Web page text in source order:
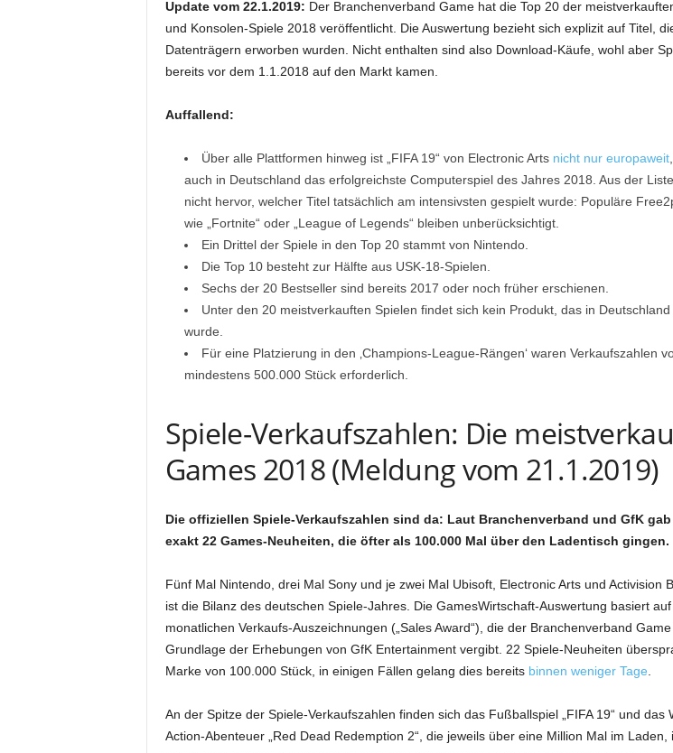
Update vom 22.1.2019: Der Branchenverband Game hat die Top 20 der
und Konsolen-Spiele 2018 veröffentlicht. Die Auswertung bezieht sich explizit auf Titel,
Datenträgern erworben wurden. Nicht enthalten sind also Download-Käufe, wohl aber
bereits vor dem 1.1.2018 auf den Markt kamen.
Auffallend:
Über alle Plattformen hinweg ist „FIFA 19“ von Electronic Arts nicht nur europaweit
auch in Deutschland das erfolgreichste Computerspiel des Jahres 2018. Aus der
nicht hervor, welcher Titel tatsächlich am intensivsten gespielt wurde: Populäre
wie „Fortnite“ oder „League of Legends“ bleiben unberücksichtigt.
Ein Drittel der Spiele in den Top 20 stammt von Nintendo.
Die Top 10 besteht zur Hälfte aus USK-18-Spielen.
Sechs der 20 Bestseller sind bereits 2017 oder noch früher erschienen.
Unter den 20 meistverkauften Spielen findet sich kein Produkt, das in
wurde.
Für eine Platzierung in den ‚Champions-League-Rängen‘ waren Verkaufszahlen
mindestens 500.000 Stück erforderlich.
Spiele-Verkaufszahlen: Die
Games 2018 (Meldung vom 21.1.2019)
Die offiziellen Spiele-Verkaufszahlen sind da: Laut Branchenverband und GfK gab
exakt 22 Games-Neuheiten, die öfter als 100.000 Mal über den Ladentisch gingen.
Fünf Mal Nintendo, drei Mal Sony und je zwei Mal Ubisoft, Electronic Arts und Activision
ist die Bilanz des deutschen Spiele-Jahres. Die GamesWirtschaft-Auswertung basiert
monatlichen Verkaufs-Auszeichnungen („Sales Award“), die der Branchenverband
Grundlage der Erhebungen von GfK Entertainment vergibt. 22 Spiele-Neuheiten
Marke von 100.000 Stück, in einigen Fällen gelang dies bereits binnen weniger Tage
An der Spitze der Spiele-Verkaufszahlen finden sich das Fußballspiel „FIFA 19“ und das
Action-Abenteuer „Red Dead Redemption 2“, die jeweils über eine Million Mal im Laden,